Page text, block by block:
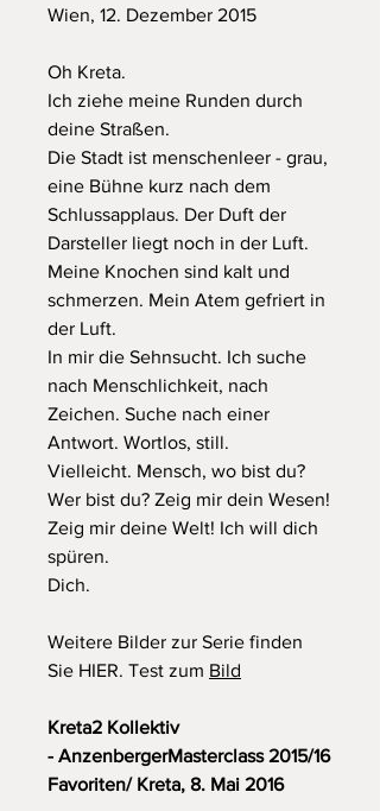
Wien, 12. Dezember 2015
Oh Kreta.
Ich ziehe meine Runden durch
deine Straßen.
Die Stadt ist menschenleer - grau,
eine Bühne kurz nach dem
Schlussapplaus. Der Duft der
Darsteller liegt noch in der Luft.
Meine Knochen sind kalt und
schmerzen. Mein Atem gefriert in
der Luft.
In mir die Sehnsucht. Ich suche
nach Menschlichkeit, nach
Zeichen. Suche nach einer
Antwort. Wortlos, still.
Vielleicht. Mensch, wo bist du?
Wer bist du? Zeig mir dein Wesen!
Zeig mir deine Welt! Ich will dich
spüren.
Dich.
Weitere Bilder zur Serie finden
Sie HIER. Test zum Bild
Kreta2 Kollektiv
- AnzenbergerMasterclass 2015/16
Favoriten/ Kreta, 8. Mai 2016